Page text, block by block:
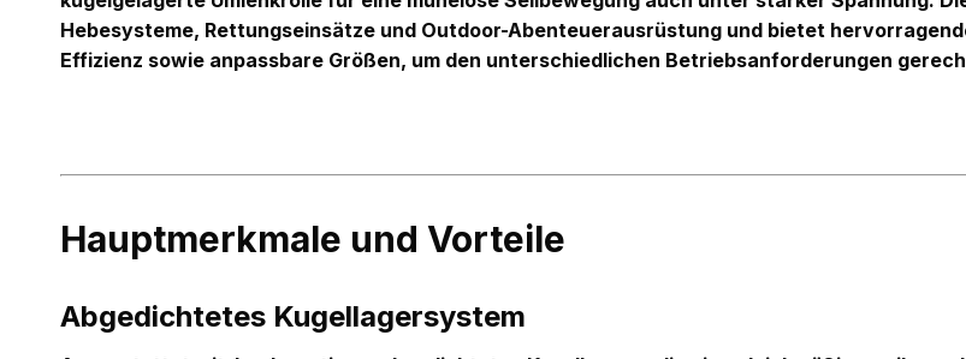
Hebesysteme, Rettungseinsätze und Outdoor-Abenteuerausrüstung und bietet
Effizienz sowie anpassbare Größen, um den unterschiedlichen Betriebsanforderungen
Hauptmerkmale und Vorteile
Abgedichtetes Kugellagersystem